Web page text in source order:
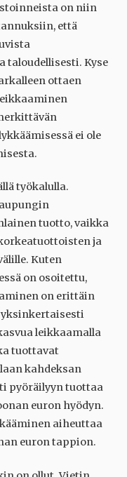
on niin
että
taloudellisesti. Kyse
ottaen
ei ole
työkalulla.
tuotto, vaikka
ja
Kuten
on osoitettu,
on erittäin
leikkaamalla
tuottavat
kahdeksan
pyöräilyyn tuottaa
euron hyödyn.
aiheuttaa
euron tappion.